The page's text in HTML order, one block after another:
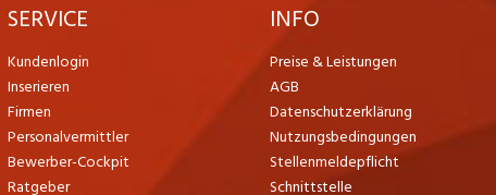
SERVICE
Kundenlogin
Inserieren
Firmen
Personalvermittler
Bewerber-Cockpit
Ratgeber
INFO
Preise & Leistungen
AGB
Datenschutzerklärung
Nutzungsbedingungen
Stellenmeldepflicht
Schnittstelle